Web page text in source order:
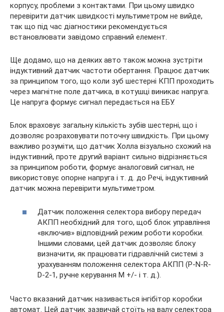
корпусу, проблеми з контактами. При цьому швидко
перевірити датчик швидкості мультиметром не вийде,
так що під час діагностики рекомендується
встановлювати завідомо справний елемент.
Ще додамо, що на деяких авто також можна зустріти
індуктивний датчик частоти обертання. Працює датчик
за принципом того, що коли зуб шестерні КПП проходить
через магнітне поле датчика, в котушці виникає напруга.
Це напруга формує сигнал передається на ЕБУ.
Блок враховує загальну кількість зубів шестерні, що і
дозволяє розраховувати поточну швидкість. При цьому
важливо розуміти, що датчик Холла візуально схожий на
індуктивний, проте другий варіант сильно відрізняється
за принципом роботи, формує аналоговий сигнал, не
використовує опорне напруга і т. д. до Речі, індуктивний
датчик можна перевірити мультиметром.
Датчик положення селектора вибору передач
АКПП необхідний для того, щоб блок управління
«включив» відповідний режим роботи коробки.
Іншими словами, цей датчик дозволяє блоку
визначити, як працювати гідравлічній системі з
урахуванням положення селектора АКПП (P-N-R-
D-2-1, ручне керування M +/- і т. д.).
Часто вказаний датчик називається інгібітор коробки
автомат. Цей датчик зазвичай стоїть на валу селектора